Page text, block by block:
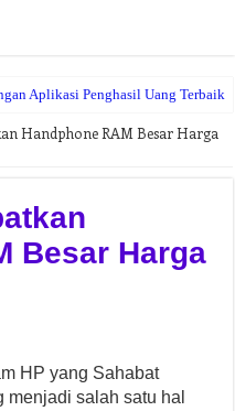
Aplikasi Penghasil Uang Terbaik
Handphone RAM Besar Harga
Besar Harga
HP yang Sahabat
menjadi salah satu hal